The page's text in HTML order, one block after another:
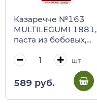
Казаречче №163
MULTILEGUMI 1881,
паста из бобовых,
шт
589 руб.